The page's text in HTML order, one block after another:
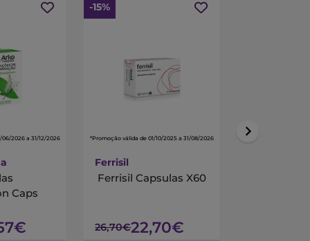
2026 a 31/12/2026
Caps
-15%
*Promoção válida de 01/10/2025 a 31/08/2026
Ferrisil
Ferrisil Capsulas X60
26,70€22,70€